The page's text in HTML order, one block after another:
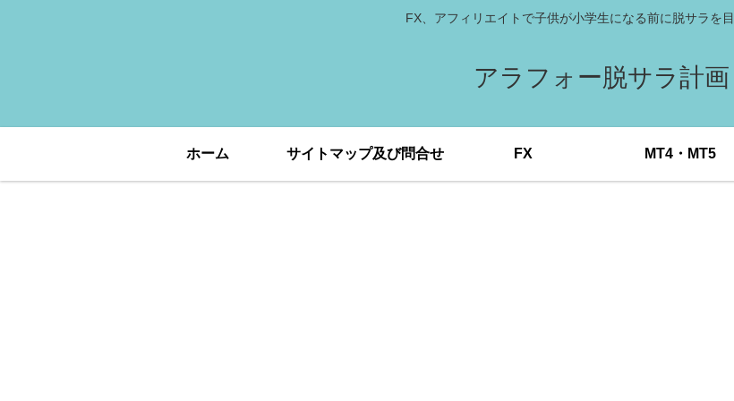
FX、アフィリエイトで子供が小学生になる前に脱サラを
アラフォー脱サラ計画
ホーム サイトマップ及び問合せ FX MT4・MT5